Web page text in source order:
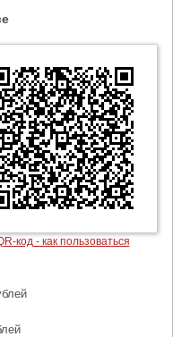
код - как пользоваться